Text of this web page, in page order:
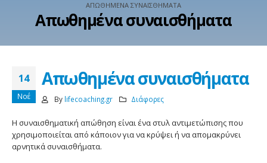
ΑΠΩΘΗΜΈΝΑ ΣΥΝΑΙΣΘΉΜΑΤΑ
Απωθημένα συναισθήματα
14
Νοέ
Απωθημένα συναισθήματα
By lifecoaching.gr Διάφορες
Η συναισθηματική απώθηση είναι ένα στυλ αντιμετώπισης που
χρησιμοποιείται από κάποιον για να κρύψει ή να απομακρύνει
αρνητικά συναισθήματα.